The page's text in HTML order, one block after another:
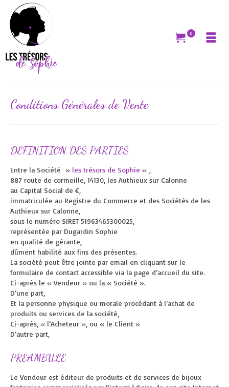
0
Conditions Générales de Vente
DEFINITION DES PARTIES
Entre la Société » les trésors de Sophie « ,
887 route de cormeille, 14130, les Authieux sur Calonne
au Capital Social de €,
immatriculée au Registre du Commerce et des Sociétés de les
Authieux sur Calonne,
sous le numéro SIRET 51963465300025,
représentée par Dugardin Sophie
en qualité de gérante,
dûment habilité aux fins des présentes.
La société peut être jointe par email en cliquant sur le
formulaire de contact accessible via la page d’accueil du site.
Ci-après le « Vendeur » ou la « Société ».
D’une part,
Et la personne physique ou morale procédant à l’achat de
produits ou services de la société,
Ci-après, « l’Acheteur », ou « le Client »
D’autre part,
PREAMBULE
Le Vendeur est éditeur de produits et de services de bijoux